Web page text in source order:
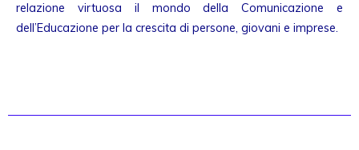
relazione virtuosa il mondo della Comunicazione e
dell’Educazione per la crescita di persone, giovani e imprese.